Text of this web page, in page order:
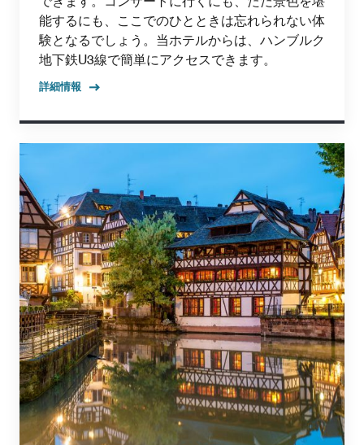
能するにも、ここでのひとときは忘れられない体
験となるでしょう。当ホテルからは、ハンブルク
地下鉄U3線で簡単にアクセスできます。
詳細情報